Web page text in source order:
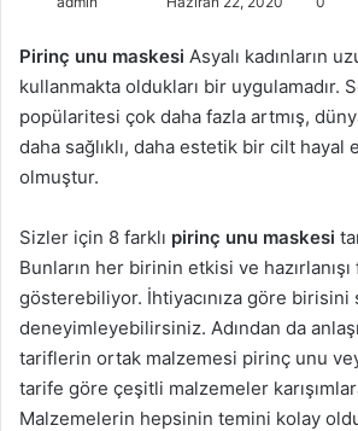
l
l
o
w
X
r
e
-
p
t
a
g
ö
n
e
Pirinç unu maskesi Asyalı kadınların
kullanmakta oldukları bir uygulamadır.
popülaritesi çok daha fazla artmış,
daha sağlıklı, daha estetik bir cilt
olmuştur.
Sizler için 8 farklı pirinç unu maskesi
Bunların her birinin etkisi ve hazırlanışı
gösterebiliyor. İhtiyacınıza göre birisini
deneyimleyebilirsiniz. Adından da
tariflerin ortak malzemesi pirinç unu
tarife göre çeşitli malzemeler
Malzemelerin hepsinin temini kolay